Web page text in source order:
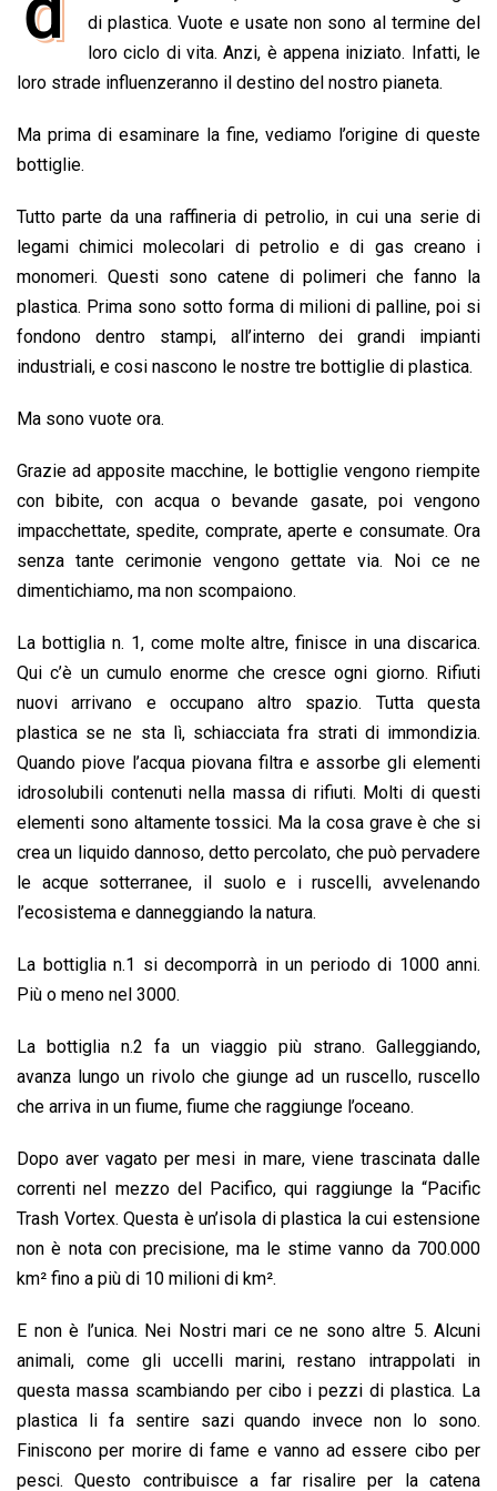
e
o
k
t
s
A
p
k
e
d
n
e
a
d
i
l
y
L
i
k
n
t
di plastica. Vuote e usate non sono al termine del
loro ciclo di vita. Anzi, è appena iniziato. Infatti, le
loro strade influenzeranno il destino del nostro pianeta.
Ma prima di esaminare la fine, vediamo l’origine di queste
bottiglie.
Tutto parte da una raffineria di petrolio, in cui una serie di
legami chimici molecolari di petrolio e di gas creano i
monomeri. Questi sono catene di polimeri che fanno la
plastica. Prima sono sotto forma di milioni di palline, poi si
fondono dentro stampi, all’interno dei grandi impianti
industriali, e cosi nascono le nostre tre bottiglie di plastica.
Ma sono vuote ora.
Grazie ad apposite macchine, le bottiglie vengono riempite
con bibite, con acqua o bevande gasate, poi vengono
impacchettate, spedite, comprate, aperte e consumate. Ora
senza tante cerimonie vengono gettate via. Noi ce ne
dimentichiamo, ma non scompaiono.
La bottiglia n. 1, come molte altre, finisce in una discarica.
Qui c’è un cumulo enorme che cresce ogni giorno. Rifiuti
nuovi arrivano e occupano altro spazio. Tutta questa
plastica se ne sta lì, schiacciata fra strati di immondizia.
Quando piove l’acqua piovana filtra e assorbe gli elementi
idrosolubili contenuti nella massa di rifiuti. Molti di questi
elementi sono altamente tossici. Ma la cosa grave è che si
crea un liquido dannoso, detto percolato, che può pervadere
le acque sotterranee, il suolo e i ruscelli, avvelenando
l’ecosistema e danneggiando la natura.
La bottiglia n.1 si decomporrà in un periodo di 1000 anni.
Più o meno nel 3000.
La bottiglia n.2 fa un viaggio più strano. Galleggiando,
avanza lungo un rivolo che giunge ad un ruscello, ruscello
che arriva in un fiume, fiume che raggiunge l’oceano.
Dopo aver vagato per mesi in mare, viene trascinata dalle
correnti nel mezzo del Pacifico, qui raggiunge la “Pacific
Trash Vortex. Questa è un’isola di plastica la cui estensione
non è nota con precisione, ma le stime vanno da 700.000
km² fino a più di 10 milioni di km².
E non è l’unica. Nei Nostri mari ce ne sono altre 5. Alcuni
animali, come gli uccelli marini, restano intrappolati in
questa massa scambiando per cibo i pezzi di plastica. La
plastica li fa sentire sazi quando invece non lo sono.
Finiscono per morire di fame e vanno ad essere cibo per
pesci. Questo contribuisce a far risalire per la catena